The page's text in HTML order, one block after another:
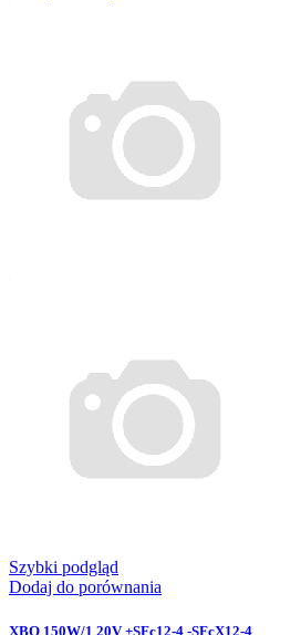
Szybki podgląd
Dodaj do porównania
XBO 150W/1 20V +SFc12-4 -SFcX12-4